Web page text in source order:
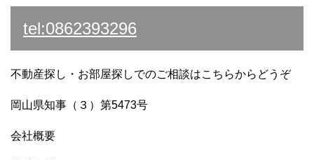
tel:0862393296
不動産探し・お部屋探しでのご相談はこちらからどうぞ
岡山県知事（３）第5473号
会社概要